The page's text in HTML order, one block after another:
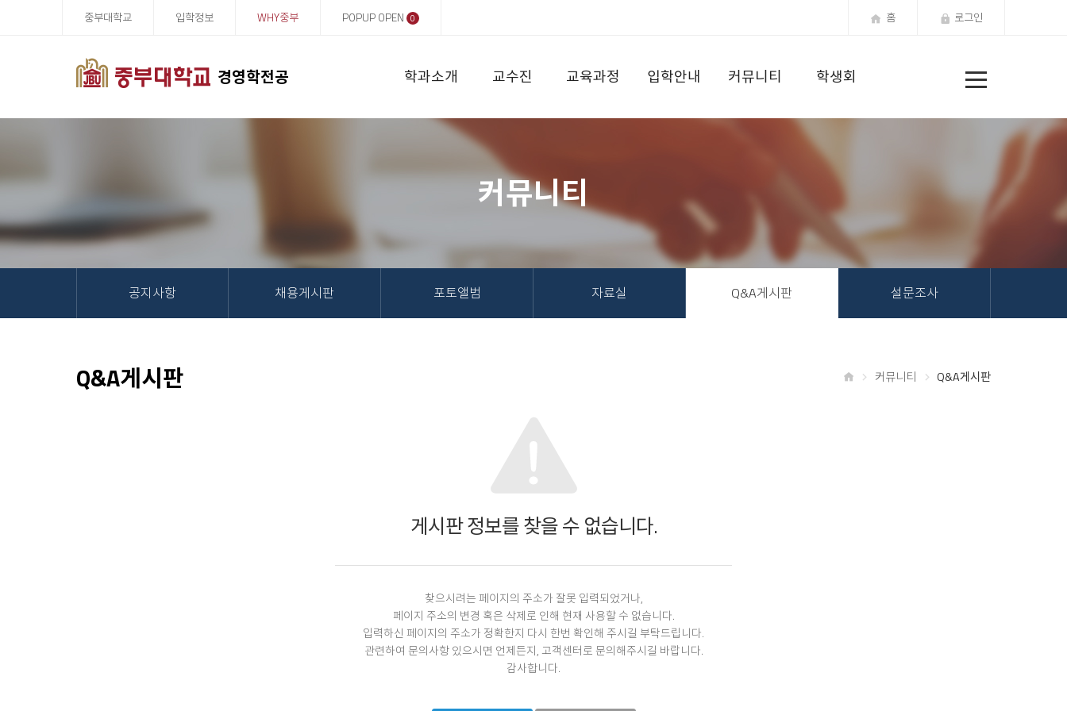
경영학전공
뉴
중부대학교 입학정보 WHY중부 POPUP OPEN 0 홈 로그인
학과소개 교수진 교육과정 입학안내 커뮤니티 학생회
커뮤니티
공지사항 채용게시판 포토앨범 자료실 Q&A게시판 설문조사
Q&A게시판 커뮤니티 Q&A게시판
게시판 정보를 찾을 수 없습니다.
찾으시려는 페이지의 주소가 잘못 입력되었거나,
페이지 주소의 변경 혹은 삭제로 인해 현재 사용할 수 없습니다.
입력하신 페이지의 주소가 정확한지 다시 한번 확인해 주시길 부탁드립니다.
관련하여 문의사항 있으시면 언제든지, 고객센터로 문의해주시길 바랍니다.
감사합니다.